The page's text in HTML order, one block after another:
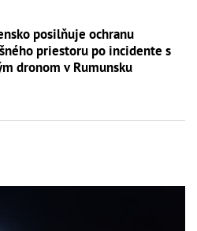
posilňuje ochranu
priestoru po incidente s
dronom v Rumunsku